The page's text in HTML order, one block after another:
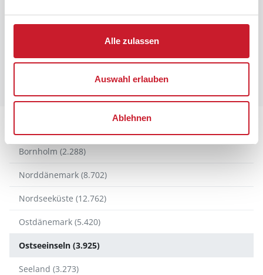
Alle zulassen
Auswahl erlauben
Ablehnen
Folgen Sie uns auf diesen Kanälen
Bornholm (2.288)
Norddänemark (8.702)
Nordseeküste (12.762)
Ostdänemark (5.420)
Ostseeinseln (3.925)
Seeland (3.273)